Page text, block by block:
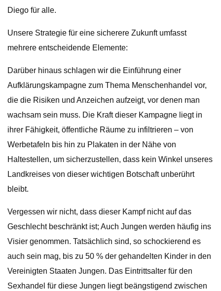
Diego für alle.
Unsere Strategie für eine sicherere Zukunft umfasst
mehrere entscheidende Elemente:
Darüber hinaus schlagen wir die Einführung einer
Aufklärungskampagne zum Thema Menschenhandel vor,
die die Risiken und Anzeichen aufzeigt, vor denen man
wachsam sein muss. Die Kraft dieser Kampagne liegt in
ihrer Fähigkeit, öffentliche Räume zu infiltrieren – von
Werbetafeln bis hin zu Plakaten in der Nähe von
Haltestellen, um sicherzustellen, dass kein Winkel unseres
Landkreises von dieser wichtigen Botschaft unberührt
bleibt.
Vergessen wir nicht, dass dieser Kampf nicht auf das
Geschlecht beschränkt ist; Auch Jungen werden häufig ins
Visier genommen. Tatsächlich sind, so schockierend es
auch sein mag, bis zu 50 % der gehandelten Kinder in den
Vereinigten Staaten Jungen. Das Eintrittsalter für den
Sexhandel für diese Jungen liegt beängstigend zwischen